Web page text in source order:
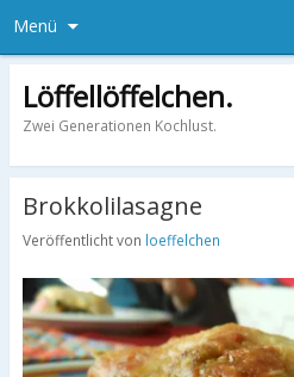
Menü
Löffellöffelchen.
Zwei Generationen Kochlust.
Brokkolilasagne
Veröffentlicht von loeffelchen